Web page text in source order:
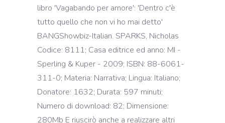
libro 'Vagabando per amore': 'Dentro c'è
tutto quello che non vi ho mai detto'
BANGShowbiz-Italian. SPARKS, Nicholas
Codice: 8111; Casa editrice ed anno: MI -
Sperling & Kuper - 2009; ISBN: 88-6061-
311-0; Materia: Narrativa; Lingua: Italiano;
Donatore: 1632; Durata: 597 minuti;
Numero di download: 82; Dimensione:
280Mb E riuscirò anche a realizzare altri